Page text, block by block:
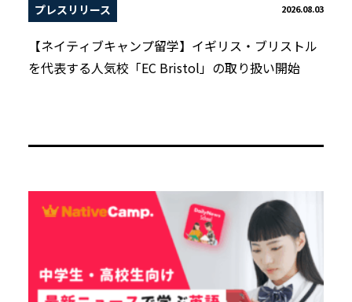
プレスリリース 2026.08.03
【ネイティブキャンプ留学】イギリス・ブリストル
を代表する人気校「EC Bristol」の取り扱い開始